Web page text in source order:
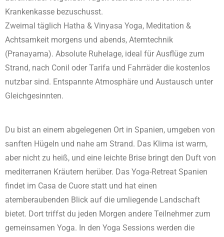
Krankenkasse bezuschusst.
Zweimal täglich Hatha & Vinyasa Yoga, Meditation &
Achtsamkeit morgens und abends, Atemtechnik
(Pranayama). Absolute Ruhelage, ideal für Ausflüge zum
Strand, nach Conil oder Tarifa und Fahrräder die kostenlos
nutzbar sind. Entspannte Atmosphäre und Austausch unter
Gleichgesinnten.
Du bist an einem abgelegenen Ort in Spanien, umgeben von
sanften Hügeln und nahe am Strand. Das Klima ist warm,
aber nicht zu heiß, und eine leichte Brise bringt den Duft von
mediterranen Kräutern herüber. Das Yoga-Retreat Spanien
findet im Casa de Cuore statt und hat einen
atemberaubenden Blick auf die umliegende Landschaft
bietet. Dort triffst du jeden Morgen andere Teilnehmer zum
gemeinsamen Yoga. In den Yoga Sessions werden die